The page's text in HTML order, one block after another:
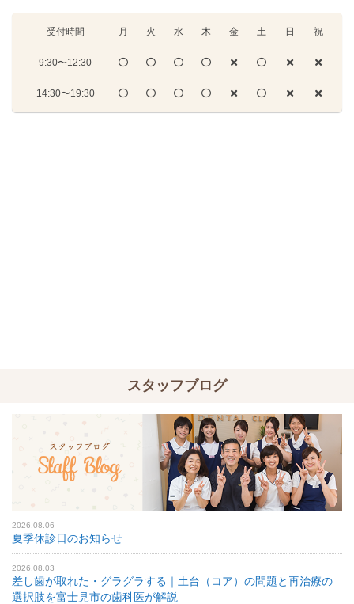
受付時間 月 火 水 木 金 土 日 祝
9:30〜12:30
14:30〜19:30
スタッフブログ
2026.08.06
夏季休診日のお知らせ
2026.08.03
差し歯が取れた・グラグラする｜土台（コア）の問題と再治療の
選択肢を富士見市の歯科医が解説